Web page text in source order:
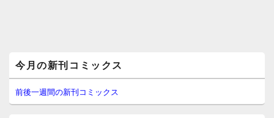
イ
ン
サ
イ
今月の新刊コミックス
前後一週間の新刊コミックス